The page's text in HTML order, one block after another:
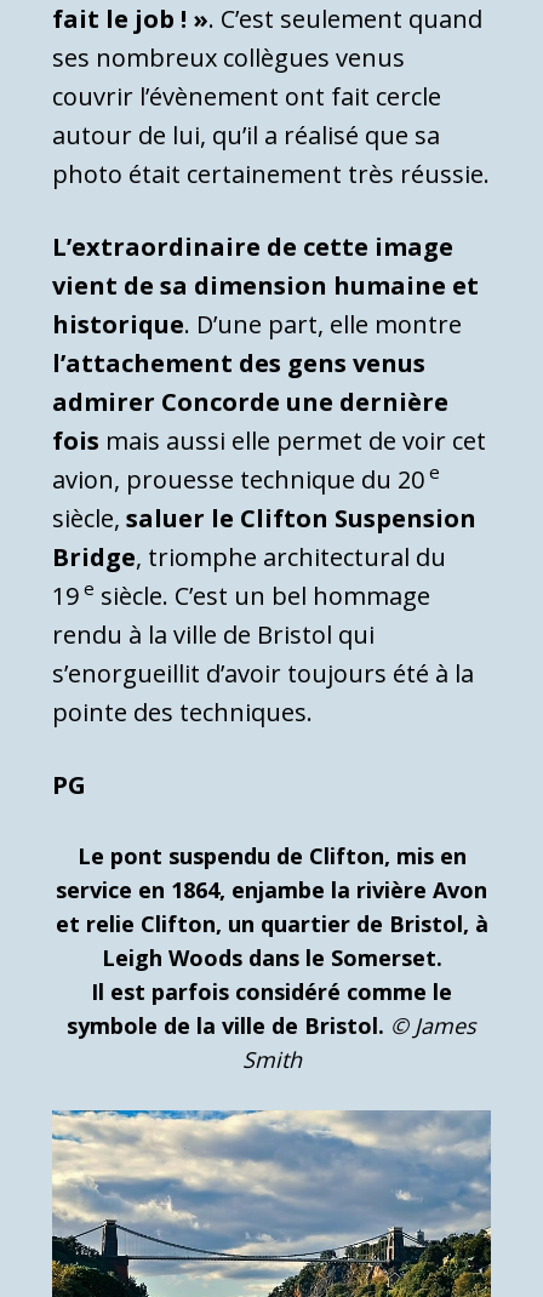
fait le job ! ». C’est seulement quand
ses nombreux collègues venus
couvrir l’évènement ont fait cercle
autour de lui, qu’il a réalisé que sa
photo était certainement très réussie.
L’extraordinaire de cette image
vient de sa dimension humaine et
historique. D’une part, elle montre
l’attachement des gens venus
admirer Concorde une dernière
fois mais aussi elle permet de voir cet
avion, prouesse technique du 20 e
siècle, saluer le Clifton Suspension
Bridge, triomphe architectural du
19 e siècle. C’est un bel hommage
rendu à la ville de Bristol qui
s’enorgueillit d’avoir toujours été à la
pointe des techniques.
PG
Le pont suspendu de Clifton, mis en
service en 1864, enjambe la rivière Avon
et relie Clifton, un quartier de Bristol, à
Leigh Woods dans le Somerset.
Il est parfois considéré comme le
symbole de la ville de Bristol. © James
Smith